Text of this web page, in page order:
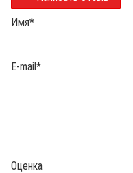
Имя*
E-mail *
Оценка